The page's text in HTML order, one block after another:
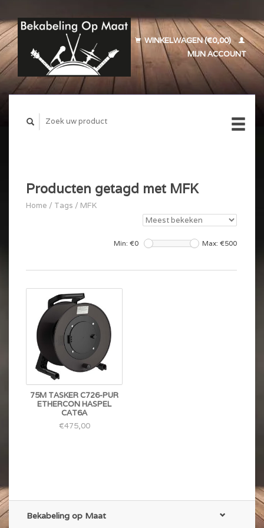
WINKELWAGEN (€0,00)
MIJN ACCOUNT
Producten getagd met MFK
Home / Tags / MFK
Min: €0 Max: €500
75M TASKER C726-PUR
ETHERCON HASPEL
CAT6A
€475,00
Bekabeling op Maat